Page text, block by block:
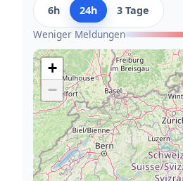
6h 24h
3 Tage
Weniger Meldungen
+
−